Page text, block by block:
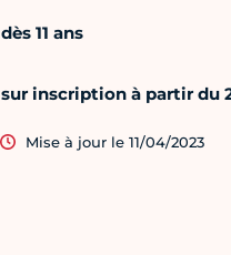
dès 11 ans
sur inscription à partir du
Mise à jour le 11/04/2023